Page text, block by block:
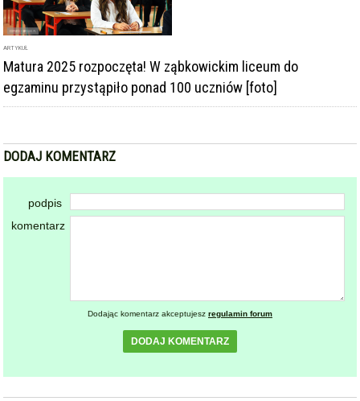
ARTYKUŁ
Matura 2025 rozpoczęta! W ząbkowickim liceum do
egzaminu przystąpiło ponad 100 uczniów [foto]
DODAJ KOMENTARZ
podpis
komentarz
Dodając komentarz akceptujesz regulamin forum
DODAJ KOMENTARZ